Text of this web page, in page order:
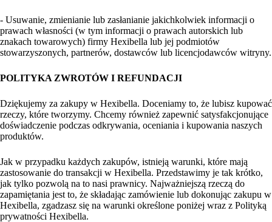
- Usuwanie, zmienianie lub zasłanianie jakichkolwiek informacji o
prawach własności (w tym informacji o prawach autorskich lub
znakach towarowych) firmy Hexibella lub jej podmiotów
stowarzyszonych, partnerów, dostawców lub licencjodawców witryny.
POLITYKA ZWROTÓW I REFUNDACJI
Dziękujemy za zakupy w Hexibella. Doceniamy to, że lubisz kupować
rzeczy, które tworzymy. Chcemy również zapewnić satysfakcjonujące
doświadczenie podczas odkrywania, oceniania i kupowania naszych
produktów.
Jak w przypadku każdych zakupów, istnieją warunki, które mają
zastosowanie do transakcji w Hexibella. Przedstawimy je tak krótko,
jak tylko pozwolą na to nasi prawnicy. Najważniejszą rzeczą do
zapamiętania jest to, że składając zamówienie lub dokonując zakupu w
Hexibella, zgadzasz się na warunki określone poniżej wraz z Polityką
prywatności Hexibella.